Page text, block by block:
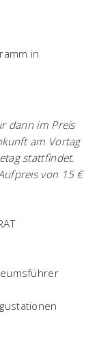
in
dann im Preis
am Vortag
stattfindet.
von 15 €